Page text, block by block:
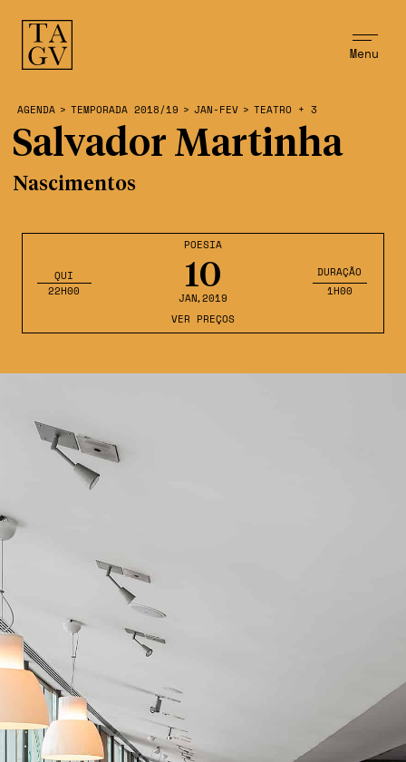
Menu
POESIA
10
JAN,2019
QUI
22H00
DURAÇÃO
1H00
VER PREÇOS
AGENDA > TEMPORADA 2018/19 > JAN-FEV > TEATRO + 3
Salvador Martinha
Nascimentos